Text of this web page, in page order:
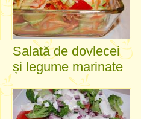
Salată de dovlecei
și legume marinate